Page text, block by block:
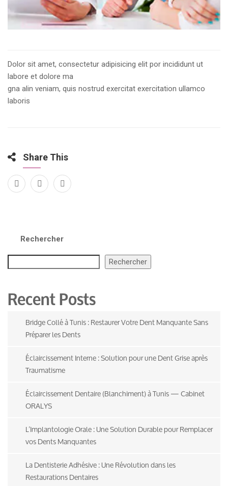
Dolor sit amet, consectetur adipisicing elit por incididunt ut
labore et dolore ma
gna alin veniam, quis nostrud exercitat exercitation ullamco
laboris
Share This
Rechercher
Rechercher
Recent Posts
Bridge Collé à Tunis : Restaurer Votre Dent Manquante Sans
Préparer les Dents
Éclaircissement Interne : Solution pour une Dent Grise après
Traumatisme
Éclaircissement Dentaire (Blanchiment) à Tunis — Cabinet
ORALYS
L’Implantologie Orale : Une Solution Durable pour Remplacer
vos Dents Manquantes
La Dentisterie Adhésive : Une Révolution dans les
Restaurations Dentaires